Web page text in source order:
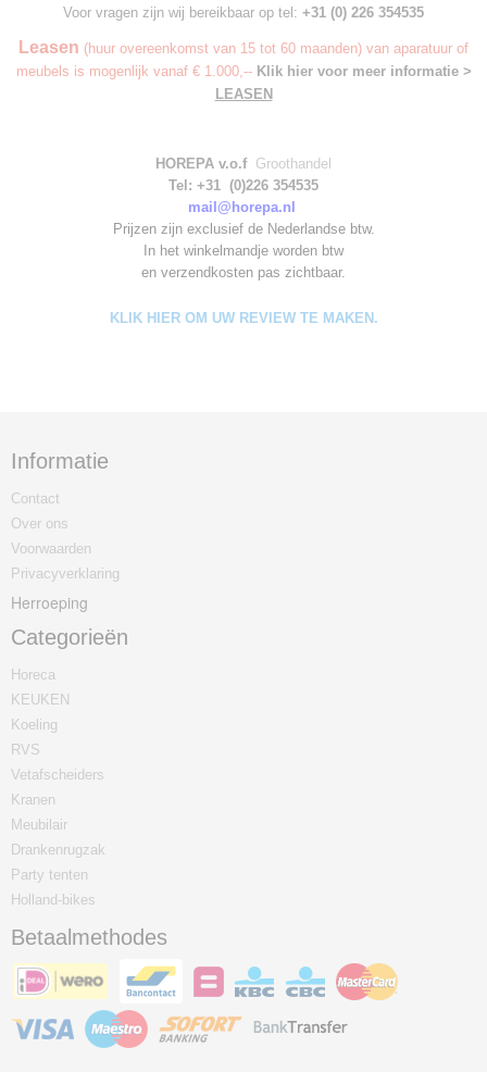
Voor vragen zijn wij bereikbaar op tel: +31 (0) 226 354535
Leasen (huur overeenkomst van 15 tot 60 maanden) van aparatuur of
meubels is mogenlijk vanaf € 1.000,-- Klik hier voor meer informatie >
LEASEN
HOREPA v.o.f Groothandel
Tel: +31 (0)226 354535
mail@horepa.nl
Prijzen zijn exclusief de Nederlandse btw.
In het winkelmandje worden btw
en verzendkosten pas zichtbaar.
KLIK HIER OM UW REVIEW TE MAKEN.
Informatie
Contact
Over ons
Voorwaarden
Privacyverklaring
Herroeping
Categorieën
Horeca
KEUKEN
Koeling
RVS
Vetafscheiders
Kranen
Meubilair
Drankenrugzak
Party tenten
Holland-bikes
Betaalmethodes